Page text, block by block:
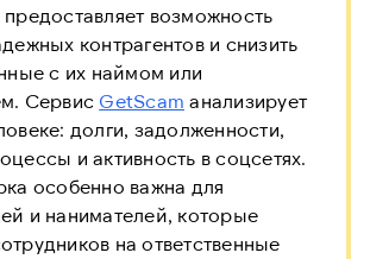
возможность
контрагентов и снизить
с их наймом или
Сервис GetScam анализирует
долги, задолженности,
и активность в соцсетях.
особенно важна для
и нанимателей, которые
на ответственные